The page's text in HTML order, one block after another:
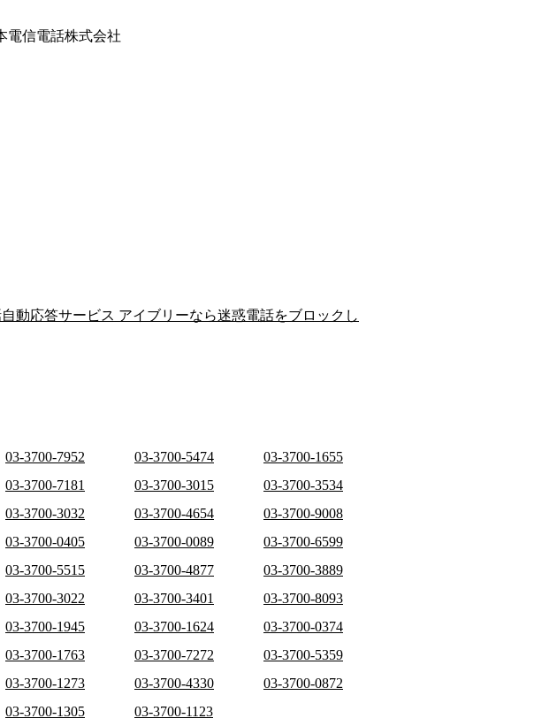
電信電話株式会社
動応答サービス アイブリーなら迷惑電話をブロックし
03-3700-7952 03-3700-5474
03-3700-1655
03-3700-7181 03-3700-3015
03-3700-3534
03-3700-3032 03-3700-4654
03-3700-9008
03-3700-0405 03-3700-0089
03-3700-6599
03-3700-5515 03-3700-4877
03-3700-3889
03-3700-3022 03-3700-3401
03-3700-8093
03-3700-1945 03-3700-1624
03-3700-0374
03-3700-1763 03-3700-7272
03-3700-5359
03-3700-1273 03-3700-4330
03-3700-0872
03-3700-1305 03-3700-1123